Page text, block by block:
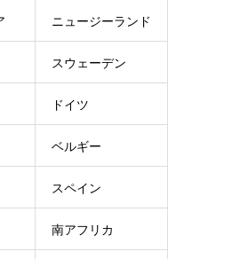
ニュージーランド
スウェーデン
ドイツ
ベルギー
スペイン
南アフリカ